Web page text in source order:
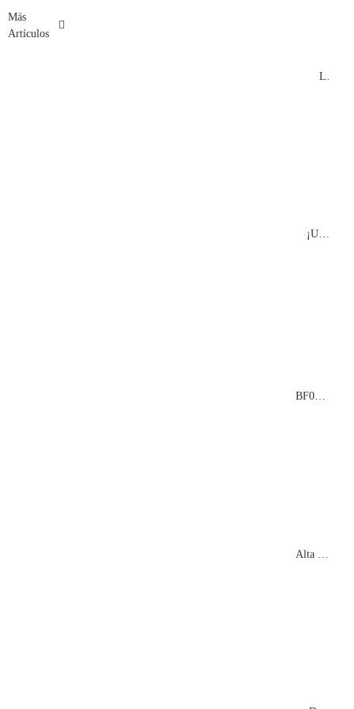
Más
Artículos
¡Un cuarto de siglo en lo más alto!
Alta ruta Oberland en esquís